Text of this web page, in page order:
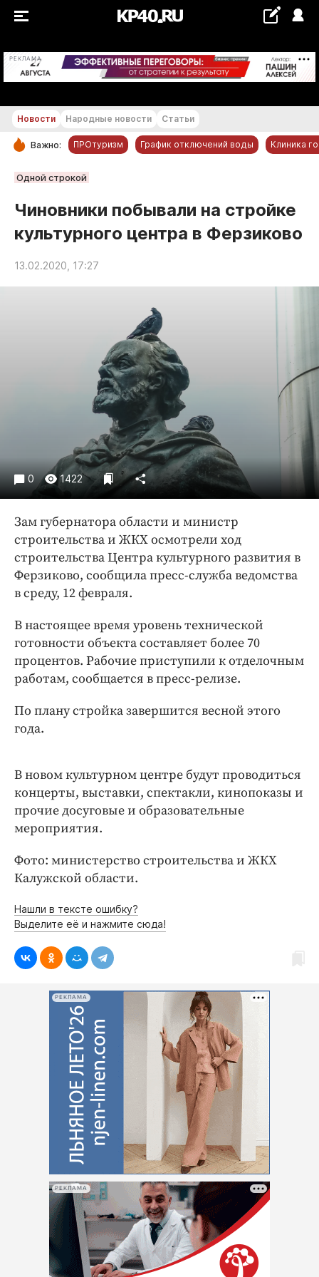
РЕКЛАМА +21...+22 °С
РУБРИКИ
Статьи
Народные новости
Авто и транспорт
Недвижимость и ЖКХ
Образование
Общество
Праздники
Происшествия
Спорт
Экономика и бизнес
Блоги
Издания
Медиаперсона
Интересное чтиво
Клиника года
Бренд года
Работодатель года
Новости Народные новости Статьи
Важно: ПРОтуризм График отключений воды Клиника
Одной строкой
Чиновники побывали на стройке
культурного центра в Ферзиково
13.02.2020, 17:27
0 1422
Зам губернатора области и министр
строительства и ЖКХ осмотрели ход
строительства Центра культурного развития в
Ферзиково, сообщила пресс-служба ведомства
в среду, 12 февраля.
В настоящее время уровень технической
готовности объекта составляет более 70
процентов. Рабочие приступили к отделочным
работам, сообщается в пресс-релизе.
По плану стройка завершится весной этого
года.
В новом культурном центре будут проводиться
концерты, выставки, спектакли, кинопоказы и
прочие досуговые и образовательные
мероприятия.
Фото: министерство строительства и ЖКХ
Калужской области.
Нашли в тексте ошибку?
Выделите её и нажмите сюда!
РЕКЛАМА
РЕКЛАМА